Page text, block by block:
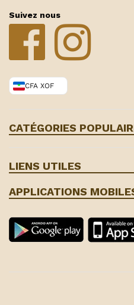
Suivez nous
CFA XOF
CATÉGORIES
LIENS UTILES
APPLICATIONS